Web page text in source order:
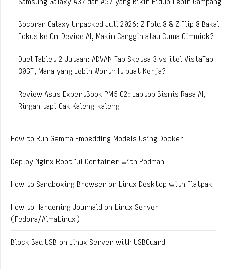
Bocoran Galaxy Unpacked Juli 2026: Z Fold 8 & Z Flip 8 Bakal
Fokus ke On-Device AI, Makin Canggih atau Cuma Gimmick?
Duel Tablet 2 Jutaan: ADVAN Tab Sketsa 3 vs itel VistaTab
30GT, Mana yang Lebih Worth It buat Kerja?
Review Asus ExpertBook PM5 G2: Laptop Bisnis Rasa AI,
Ringan tapi Gak Kaleng-kaleng
How to Run Gemma Embedding Models Using Docker
Deploy Nginx Rootful Container with Podman
How to Sandboxing Browser on Linux Desktop with Flatpak
How to Hardening Journald on Linux Server
(Fedora/AlmaLinux)
Block Bad USB on Linux Server with USBGuard